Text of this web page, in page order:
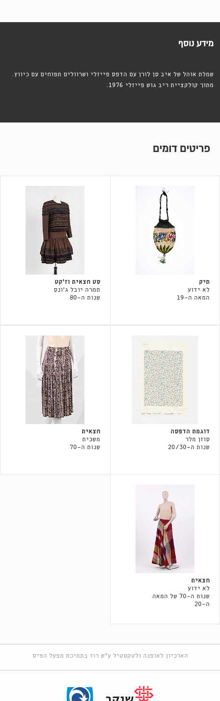
מידע נוסף
שמלת אוהל של איב סן לורן עם הדפס פייזלי ושרוולים תפוחים עם כיווץ.
מתוך קולקציית ריב גוש פייזלי 1976.
פריטים דומים
תיק
לא ידוע
המאה ה-19
סט חצאית וז'קט
תמרה יובל ג׳ונס
שנות ה-80
דוגמת הדפסה
סוזן מלר
שנות ה-20/30
חצאית
משכית
שנות ה-70
חצאית
לא ידוע
שנות ה-70 של המאה
ה-20
הארכיון לאופנה ולטקסטיל ע"ש רוז בתמיכת מפעל הפיס